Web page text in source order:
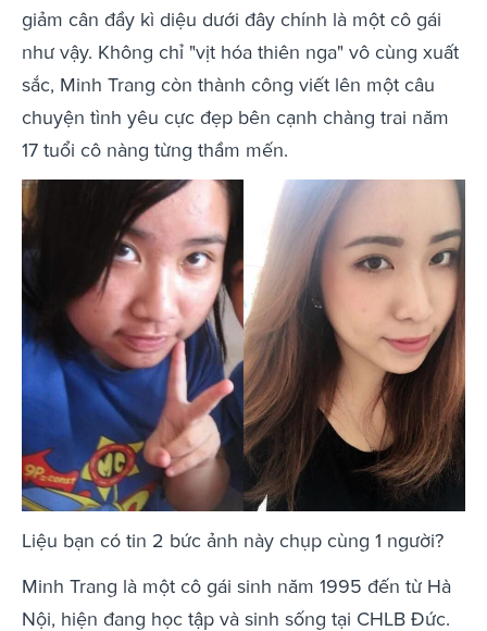
giảm cân đầy kì diệu dưới đây chính là một cô gái
như vậy. Không chỉ "vịt hóa thiên nga" vô cùng xuất
sắc, Minh Trang còn thành công viết lên một câu
chuyện tình yêu cực đẹp bên cạnh chàng trai năm
17 tuổi cô nàng từng thầm mến.
Liệu bạn có tin 2 bức ảnh này chụp cùng 1 người?
Minh Trang là một cô gái sinh năm 1995 đến từ Hà
Nội, hiện đang học tập và sinh sống tại CHLB Đức.